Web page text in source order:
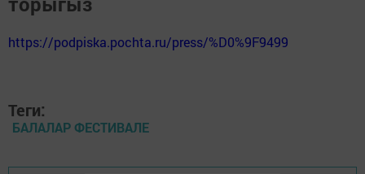
https://podpiska.pochta.ru/press/%D0%9F9499
Теги:
БАЛАЛАР ФЕСТИВАЛЕ